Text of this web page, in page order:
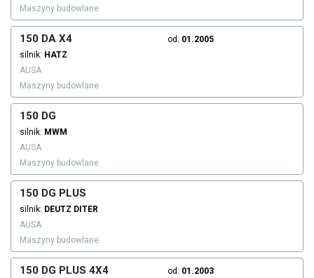
Maszyny budowlane
150 DA X4 od: 01.2005
silnik: HATZ
AUSA
Maszyny budowlane
150 DG
silnik: MWM
AUSA
Maszyny budowlane
150 DG PLUS
silnik: DEUTZ DITER
AUSA
Maszyny budowlane
150 DG PLUS 4X4 od: 01.2003